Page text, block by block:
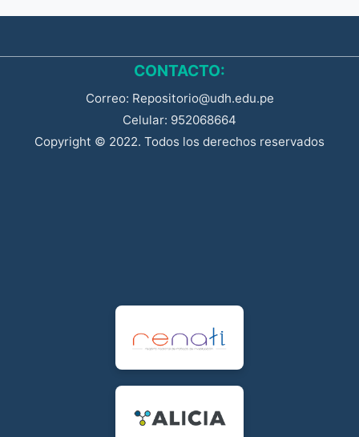
CONTACTO:
Correo: Repositorio@udh.edu.pe
Celular: 952068664
Copyright © 2022. Todos los derechos reservados